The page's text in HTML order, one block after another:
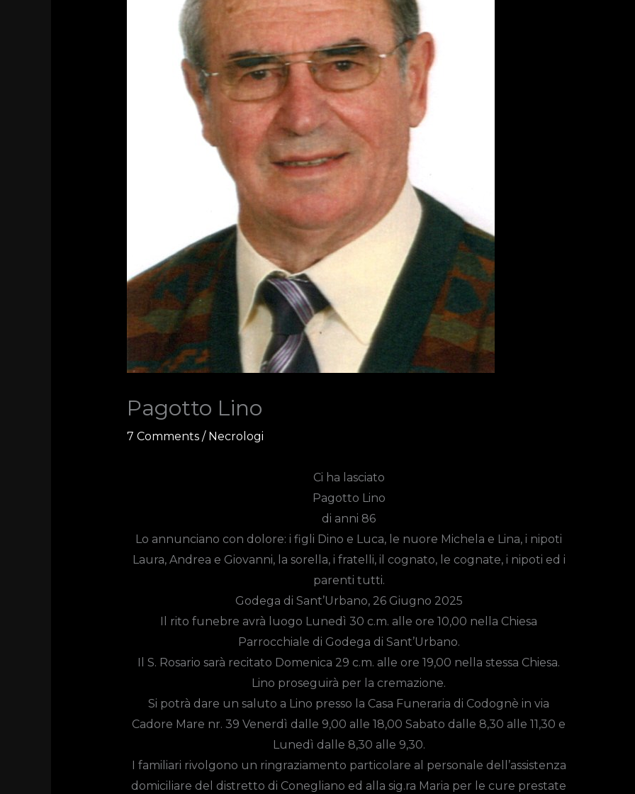
Pagotto Lino
7 Comments / Necrologi
Ci ha lasciato
Pagotto Lino
di anni 86
Lo annunciano con dolore: i figli Dino e Luca, le nuore Michela e Lina, i nipoti
Laura, Andrea e Giovanni, la sorella, i fratelli, il cognato, le cognate, i nipoti ed i
parenti tutti.
Godega di Sant’Urbano, 26 Giugno 2025
Il rito funebre avrà luogo Lunedì 30 c.m. alle ore 10,00 nella Chiesa
Parrocchiale di Godega di Sant’Urbano.
Il S. Rosario sarà recitato Domenica 29 c.m. alle ore 19,00 nella stessa Chiesa.
Lino proseguirà per la cremazione.
Si potrà dare un saluto a Lino presso la Casa Funeraria di Codognè in via
Cadore Mare nr. 39 Venerdì dalle 9,00 alle 18,00 Sabato dalle 8,30 alle 11,30 e
Lunedì dalle 8,30 alle 9,30.
I familiari rivolgono un ringraziamento particolare al personale dell’assistenza
domiciliare del distretto di Conegliano ed alla sig.ra Maria per le cure prestate